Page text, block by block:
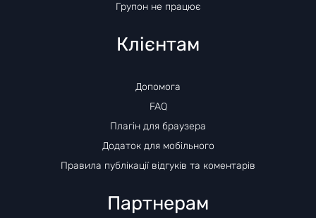
Групон не працює
Клієнтам
Допомога
FAQ
Плагін для браузера
Додаток для мобільного
Правила публікації відгуків та коментарів
Партнерам